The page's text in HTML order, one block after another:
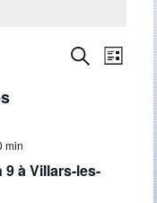
Recherche
Recherche
de
Liste
min
à Villars-les-